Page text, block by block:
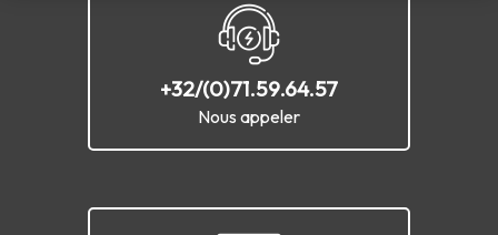
+32/(0)71.59.64.57
Nous appeler